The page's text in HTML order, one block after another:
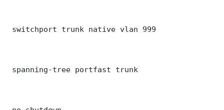
switchport trunk native vlan 999
spanning-tree portfast trunk